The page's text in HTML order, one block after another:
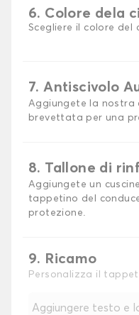
6. Colore dela
Scegliere il colore del
7. Antiscivolo
Aggiungete la nostra
brevettata per una
8. Tallone di
Aggiungete un
tappetino del
protezione.
9. Ricamo
Personalizza il
Aggiungere testo e